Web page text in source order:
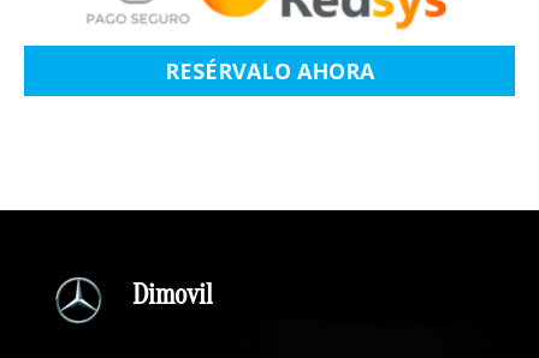
RESÉRVALO AHORA
Dimovil